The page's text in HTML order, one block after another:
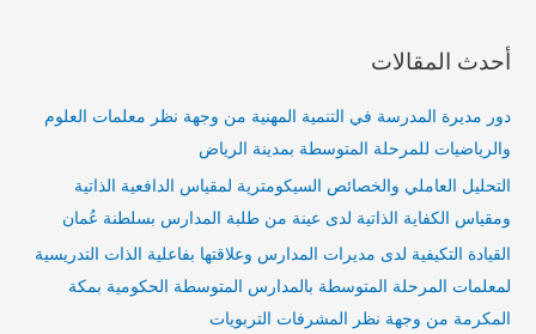
أحدث المقالات
دور مديرة المدرسة في التنمية المهنية من وجهة نظر معلمات العلوم
والرياضيات للمرحلة المتوسطة بمدينة الرياض
التحليل العاملي والخصائص السيكومترية لمقياس الدافعية الذاتية
ومقياس الكفاية الذاتية لدى عينة من طلبة المدارس بسلطنة عُمان
القيادة التكيفية لدى مديرات المدارس وعلاقتها بفاعلية الذات التدريسية
لمعلمات المرحلة المتوسطة بالمدارس المتوسطة الحكومية بمكة
المكرمة من وجهة نظر المشرفات التربويات